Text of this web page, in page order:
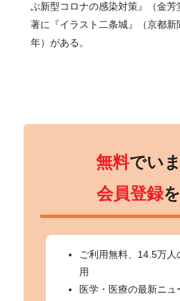
ぶ新型コロナの感染対策』（金
著に『イラスト二条城』（京都
年）がある。
無料でい
会員登録
ご利用無料、14.5万人
用
医学・医療の最新ニュ